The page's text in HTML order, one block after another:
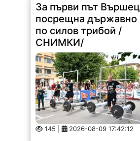
За първи път Вършец
посрещна държавно
по силов трибой /
СНИМКИ/
145 | 2026-08-09 17:42:12